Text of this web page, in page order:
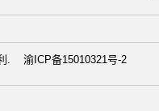
利. 渝ICP备15010321号-2